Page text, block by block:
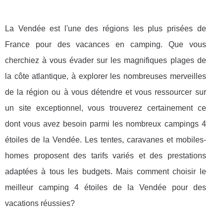
La Vendée est l'une des régions les plus prisées de
France pour des vacances en camping. Que vous
cherchiez à vous évader sur les magnifiques plages de
la côte atlantique, à explorer les nombreuses merveilles
de la région ou à vous détendre et vous ressourcer sur
un site exceptionnel, vous trouverez certainement ce
dont vous avez besoin parmi les nombreux campings 4
étoiles de la Vendée. Les tentes, caravanes et mobiles-
homes proposent des tarifs variés et des prestations
adaptées à tous les budgets. Mais comment choisir le
meilleur camping 4 étoiles de la Vendée pour des
vacations réussies?